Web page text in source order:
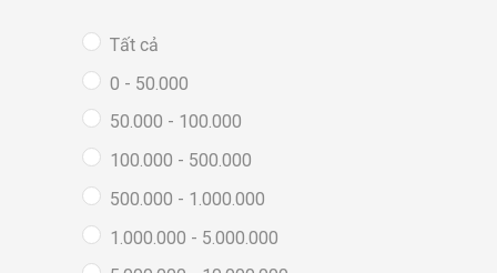
Tất cả
0 - 50.000
50.000 - 100.000
100.000 - 500.000
500.000 - 1.000.000
1.000.000 - 5.000.000